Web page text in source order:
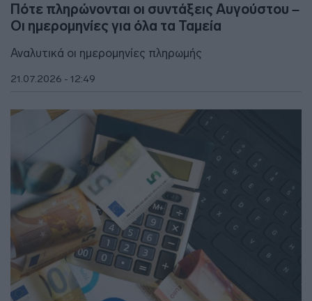
Πότε πληρώνονται οι συντάξεις Αυγούστου –
Οι ημερομηνίες για όλα τα Ταμεία
Αναλυτικά οι ημερομηνίες πληρωμής
21.07.2026 - 12:49